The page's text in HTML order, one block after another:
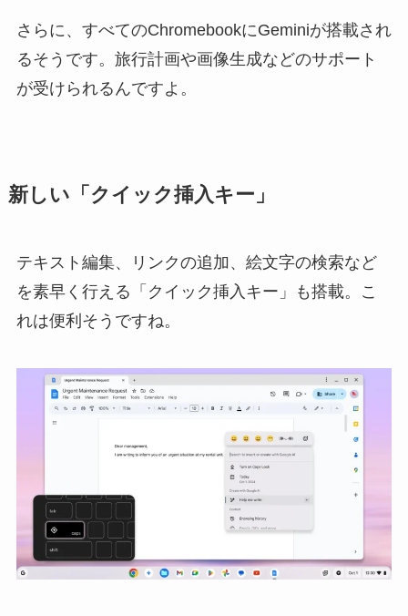
さらに、すべてのChromebookにGeminiが搭載され
るそうです。旅行計画や画像生成などのサポート
が受けられるんですよ。
新しい「クイック挿入キー」
テキスト編集、リンクの追加、絵文字の検索など
を素早く行える「クイック挿入キー」も搭載。こ
れは便利そうですね。